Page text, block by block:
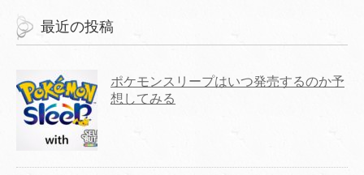
最近の投稿
ポケモンスリープはいつ発売するのか予
想してみる